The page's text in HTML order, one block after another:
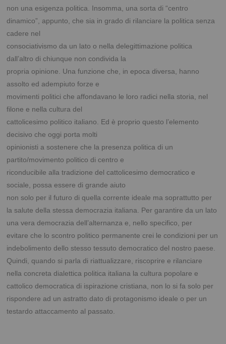
non una esigenza politica. Insomma, una sorta di“centro
dinamico”, appunto, che sia in grado di rilanciare la politica senza
cadere nel
consociativismo da un lato o nella delegittimazione politica
dall’altro di chiunque non condivida la
propria opinione. Una funzione che, in epoca diversa, hanno
assolto ed adempiuto forze e
movimenti politici che affondavano le loro radici nella storia, nel
filone e nella cultura del
cattolicesimo politico italiano. Ed è proprio questo l’elemento
decisivo che oggi porta molti
opinionisti a sostenere che la presenza politica di un
partito/movimento politico di centro e
riconducibile alla tradizione del cattolicesimo democratico e
sociale, possa essere di grande aiuto
non solo per il futuro di quella corrente ideale ma soprattutto per
la salute della stessa democrazia italiana. Per garantire da un lato
una vera democrazia dell’alternanza e, nello specifico, per
evitareche lo scontro politico permanente crei le condizioni per un
indebolimento dello stesso tessutodemocratico del nostro paese.
Quindi, quando si parla di riattualizzare, riscoprire e rilanciare
nella concreta dialettica politica italiana la cultura popolare e
cattolico democratica di ispirazione cristiana, non lo si fa solo per
rispondere ad un astratto dato di protagonismo ideale o per un
testardo attaccamento al passato.